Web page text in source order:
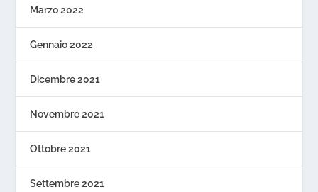
Marzo 2022
Gennaio 2022
Dicembre 2021
Novembre 2021
Ottobre 2021
Settembre 2021